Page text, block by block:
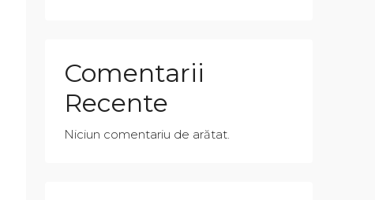
Comentarii
Recente
Niciun comentariu de arătat.